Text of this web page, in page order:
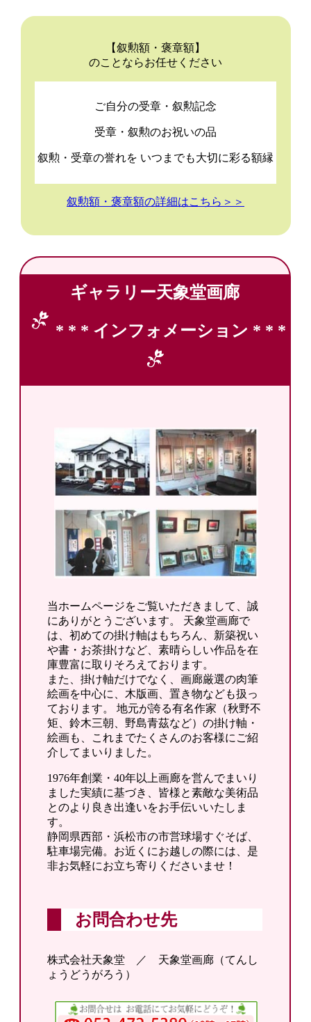
【叙勲額・褒章額】
のことならお任せください
ご自分の受章・叙勲記念
受章・叙勲のお祝いの品
叙勲・受章の誉れを いつまでも大切に彩る額縁
叙勲額・褒章額の詳細はこちら＞＞
ギャラリー天象堂画廊
* * * インフォメーション * * *
当ホームページをご覧いただきまして、誠
にありがとうございます。 天象堂画廊で
は、初めての掛け軸はもちろん、新築祝い
や書・お茶掛けなど、素晴らしい作品を在
庫豊富に取りそろえております。
また、掛け軸だけでなく、画廊厳選の肉筆
絵画を中心に、木版画、置き物なども扱っ
ております。 地元が誇る有名作家（秋野不
矩、鈴木三朝、野島青茲など）の掛け軸・
絵画も、これまでたくさんのお客様にご紹
介してまいりました。
1976年創業・40年以上画廊を営んでまいり
ました実績に基づき、皆様と素敵な美術品
とのより良き出逢いをお手伝いいたしま
す。
静岡県西部・浜松市の市営球場すぐそば、
駐車場完備。お近くにお越しの際には、是
非お気軽にお立ち寄りくださいませ！
お問合わせ先
株式会社天象堂 ／ 天象堂画廊（てんし
ょうどうがろう）